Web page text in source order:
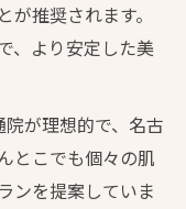
推奨されます。
、より安定した美
が理想的で、名古
とこでも個々の肌
ンを提案していま